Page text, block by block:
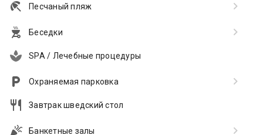
Песчаный пляж
Беседки
SPA / Лечебные процедуры
Охраняемая парковка
Завтрак шведский стол
Банкетные залы